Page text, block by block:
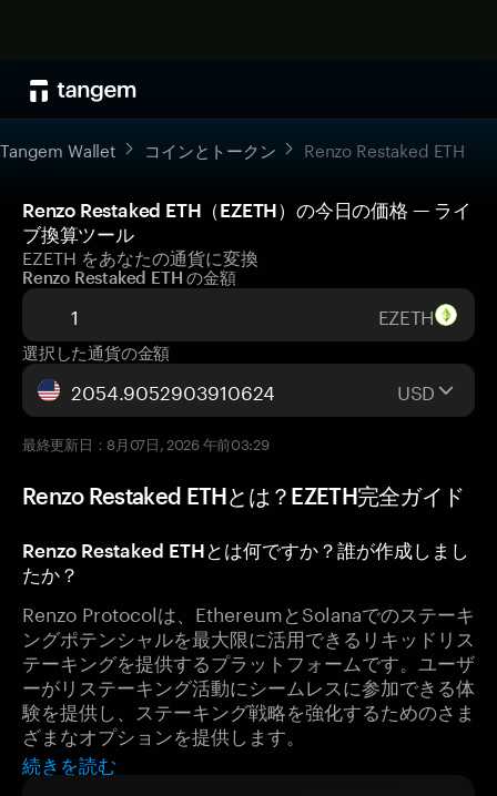
Tangem Wallet コインとトークン Renzo Restaked ETH
Renzo Restaked ETH（EZETH）の今日の価格 — ライ
ブ換算ツール
EZETH をあなたの通貨に変換
Renzo Restaked ETH の金額
EZETH
選択した通貨の金額
USD
最終更新日：8月07日, 2026 午前03:29
Renzo Restaked ETHとは？EZETH完全ガイド
Renzo Restaked ETHとは何ですか？誰が作成しまし
たか？
Renzo Protocolは、EthereumとSolanaでのステーキ
ングポテンシャルを最大限に活用できるリキッドリス
テーキングを提供するプラットフォームです。ユーザ
ーがリステーキング活動にシームレスに参加できる体
験を提供し、ステーキング戦略を強化するためのさま
ざまなオプションを提供します。
続きを読む